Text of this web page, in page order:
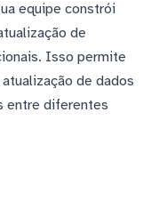
equipe constrói
de
Isso permite
de dados
entre diferentes